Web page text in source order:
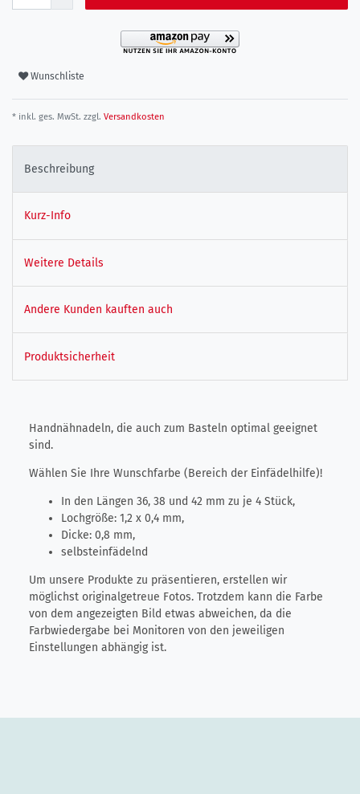
Wunschliste
* inkl. ges. MwSt. zzgl. Versandkosten
Beschreibung
Kurz-Info
Weitere Details
Andere Kunden kauften auch
Produktsicherheit
Handnähnadeln, die auch zum Basteln optimal geeignet
sind.
Wählen Sie Ihre Wunschfarbe (Bereich der Einfädelhilfe)!
In den Längen 36, 38 und 42 mm zu je 4 Stück,
Lochgröße: 1,2 x 0,4 mm,
Dicke: 0,8 mm,
selbsteinfädelnd
Um unsere Produkte zu präsentieren, erstellen wir
möglichst originalgetreue Fotos. Trotzdem kann die Farbe
von dem angezeigten Bild etwas abweichen, da die
Farbwiedergabe bei Monitoren von den jeweiligen
Einstellungen abhängig ist.